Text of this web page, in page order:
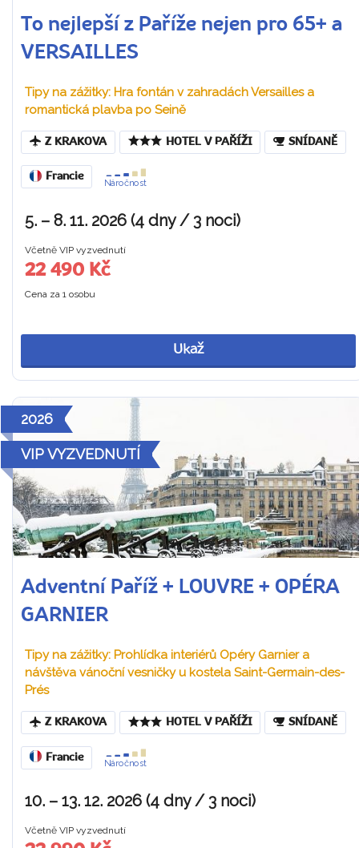
To nejlepší z Paříže nejen pro 65+ a
VERSAILLES
Tipy na zážitky: Hra fontán v zahradách Versailles a
romantická plavba po Seině
Z KRAKOVA HOTEL V PAŘÍŽI SNÍDANĚ
Francie
Náročnost
5. – 8. 11. 2026 (4 dny / 3 noci)
Včetně VIP vyzvednutí
22 490 Kč
Cena za 1 osobu
Ukaž
2026
VIP VYZVEDNUTÍ
Adventní Paříž + LOUVRE + OPÉRA
GARNIER
Tipy na zážitky: Prohlídka interiérů Opéry Garnier a
návštěva vánoční vesničky u kostela Saint-Germain-des-
Prés
Z KRAKOVA HOTEL V PAŘÍŽI SNÍDANĚ
Francie
Náročnost
10. – 13. 12. 2026 (4 dny / 3 noci)
Včetně VIP vyzvednutí